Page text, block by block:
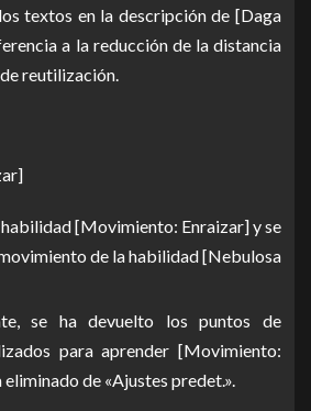
textos en la descripción de [Daga
a la reducción de la distancia
reutilización.
habilidad [Movimiento: Enraizar] y se
de la habilidad [Nebulosa
se ha devuelto los puntos de
para aprender [Movimiento:
eliminado de «Ajustes predet.».